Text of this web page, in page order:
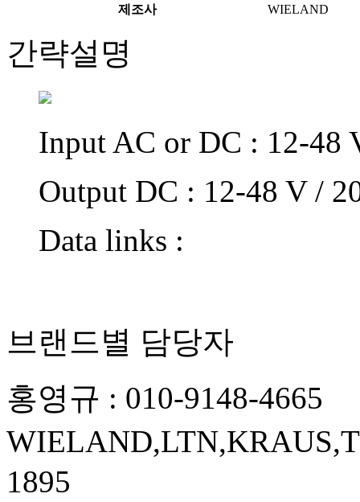
제조사
WIELAND
간략설명
Input AC or DC : 12-48
Output DC : 12-48 V /
Data links :
브랜드별 담당자
홍영규 : 010-9148-4665
1895